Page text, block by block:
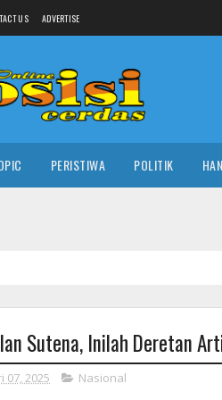
US ADVERTISE
PERISTIWA POLITIK
Sutena, Inilah Deretan
07, 2025 Nasional